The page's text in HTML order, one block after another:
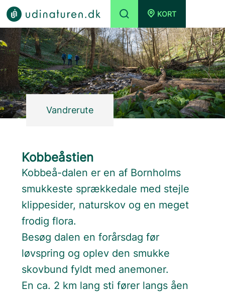
KORT
Vandrerute
Kobbeåstien
Kobbeå-dalen er en af Bornholms
smukkeste sprækkedale med stejle
klippesider, naturskov og en meget
frodig flora.
Besøg dalen en forårsdag før
løvspring og oplev den smukke
skovbund fyldt med anemoner.
En ca. 2 km lang sti fører langs åen